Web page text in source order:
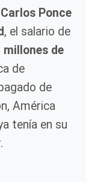
Carlos Ponce
, el salario de
millones de
de
de
América
tenía en su